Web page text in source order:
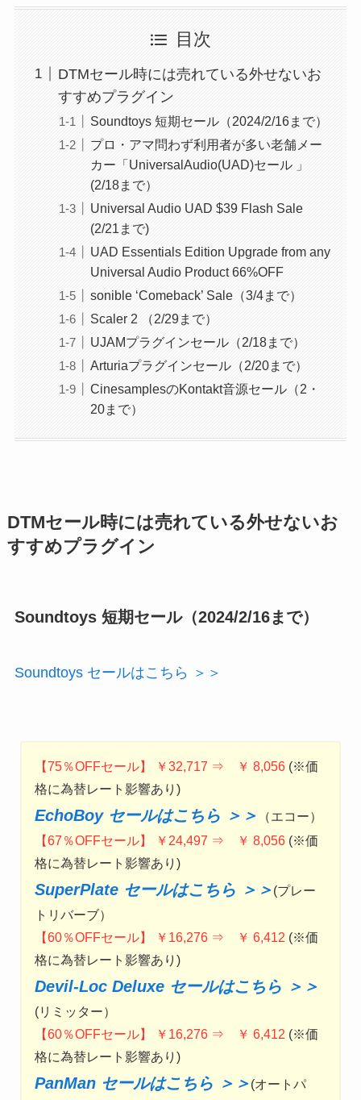
目次
DTMセール時には売れている外せないお
すすめプラグイン
Soundtoys 短期セール（2024/2/16まで）
プロ・アマ問わず利用者が多い老舗メー
カー「UniversalAudio(UAD)セール 」
(2/18まで）
Universal Audio UAD $39 Flash Sale
(2/21まで)
UAD Essentials Edition Upgrade from any
Universal Audio Product 66%OFF
sonible ‘Comeback’ Sale（3/4まで）
Scaler 2 （2/29まで）
UJAMプラグインセール（2/18まで）
Arturiaプラグインセール（2/20まで）
CinesamplesのKontakt音源セール（2・
20まで）
DTMセール時には売れている外せないお
すすめプラグイン
Soundtoys 短期セール（2024/2/16まで）
Soundtoys セールはこちら ＞＞
【75％OFFセール】 ￥32,717 ⇒ ￥ 8,056 (※価
格に為替レート影響あり)
EchoBoy セールはこちら ＞＞
（エコー）
【67％OFFセール】 ￥24,497 ⇒ ￥ 8,056 (※価
格に為替レート影響あり)
SuperPlate セールはこちら ＞＞(プレー
トリバーブ）
【60％OFFセール】 ￥16,276 ⇒ ￥ 6,412 (※価
格に為替レート影響あり)
Devil-Loc Deluxe セールはこちら ＞＞
(リミッター）
【60％OFFセール】 ￥16,276 ⇒ ￥ 6,412 (※価
格に為替レート影響あり)
PanMan セールはこちら ＞＞(オートパ